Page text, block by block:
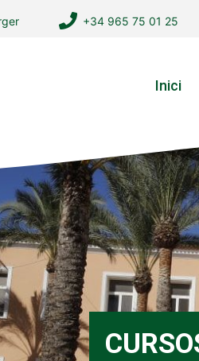
+34 965 75 01 25
Inici